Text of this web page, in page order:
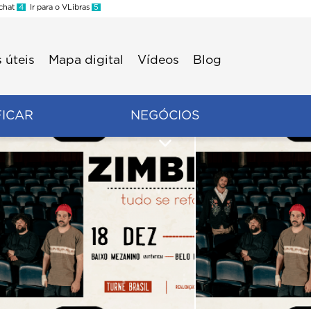
4 Ir para o VLibras 5
úteis Mapa digital Vídeos Blog
NEGÓCIOS